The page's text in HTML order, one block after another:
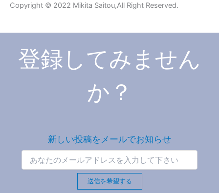
Copyright © 2022 Mikita Saitou,All Right Reserved.
登録してみません
か？
新しい投稿をメールでお知らせ
送信を希望する